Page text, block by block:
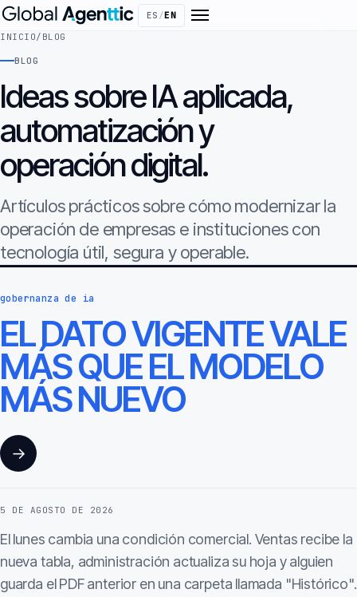
ES /EN
INICIO/ BLOG
BLOG
Ideas sobre IA aplicada,
automatización y
operación digital.
Artículos prácticos sobre cómo modernizar la
operación de empresas e instituciones con
tecnología útil, segura y operable.
gobernanza de ia
EL DATO VIGENTE VALE
MÁS QUE EL MODELO
MÁS NUEVO
→
5 DE AGOSTO DE 2026
El lunes cambia una condición comercial. Ventas recibe la
nueva tabla, administración actualiza su hoja y alguien
guarda el PDF anterior en una carpeta llamada "Histórico".